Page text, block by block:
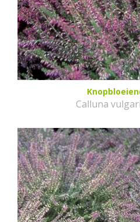
Calluna